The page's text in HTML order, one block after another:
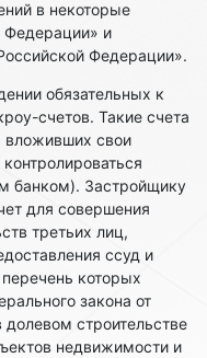
в некоторые
Федерации» и
Федерации».
обязательных к
счетов. Такие счета
вложивших свои
банком). Застройщику
для совершения
третьих лиц,
ссуд и
которых
закона от
строительстве
недвижимости и